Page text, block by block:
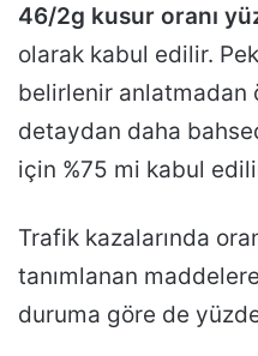
46/2g kusur oranı
olarak kabul edilir.
belirlenir anlatmadan
detaydan daha
için %75 mi kabul
Trafik kazalarında
tanımlanan
duruma göre de